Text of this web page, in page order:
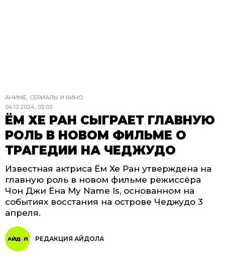
АНИМЕ, СЕРИАЛЫ И КИНО
04.12.2024, 02:02
ЁМ ХЕ РАН СЫГРАЕТ ГЛАВНУЮ
РОЛЬ В НОВОМ ФИЛЬМЕ О
ТРАГЕДИИ НА ЧЕДЖУДО
Известная актриса Ём Хе Ран утверждена на
главную роль в новом фильме режиссёра
Чон Джи Ёна My Name Is, основанном на
событиях восстания на острове Чеджудо 3
апреля.
РЕДАКЦИЯ АЙДОЛА